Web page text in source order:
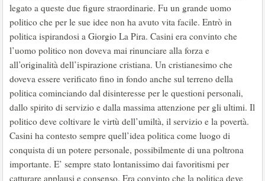
legato a queste due figure straordinarie. Fu un grande uomo
politico che per le sue idee non ha avuto vita facile. Entrò in
politica ispirandosi a Giorgio La Pira. Casini era convinto che
l’uomo politico non doveva mai rinunciare alla forza e
all’originalità dell’ispirazione cristiana. Un cristianesimo che
doveva essere verificato fino in fondo anche sul terreno della
politica cominciando dal disinteresse per le questioni personali,
dallo spirito di servizio e dalla massima attenzione per gli ultimi. Il
politico deve coltivare le virtù dell’umiltà, il servizio e la povertà.
Casini ha contesto sempre quell’idea politica come luogo di
conquista di un potere personale, possibilmente di una poltrona
importante. E’ sempre stato lontanissimo dai favoritismi per
catturare applausi e consenso. Era convinto che la politica deve